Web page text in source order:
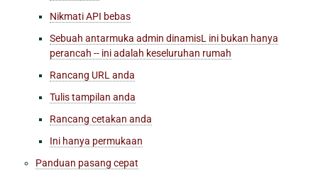
Nikmati API bebas
Sebuah antarmuka admin dinamisL ini bukan hanya
perancah -- ini adalah keseluruhan rumah
Rancang URL anda
Tulis tampilan anda
Rancang cetakan anda
Ini hanya permukaan
Panduan pasang cepat